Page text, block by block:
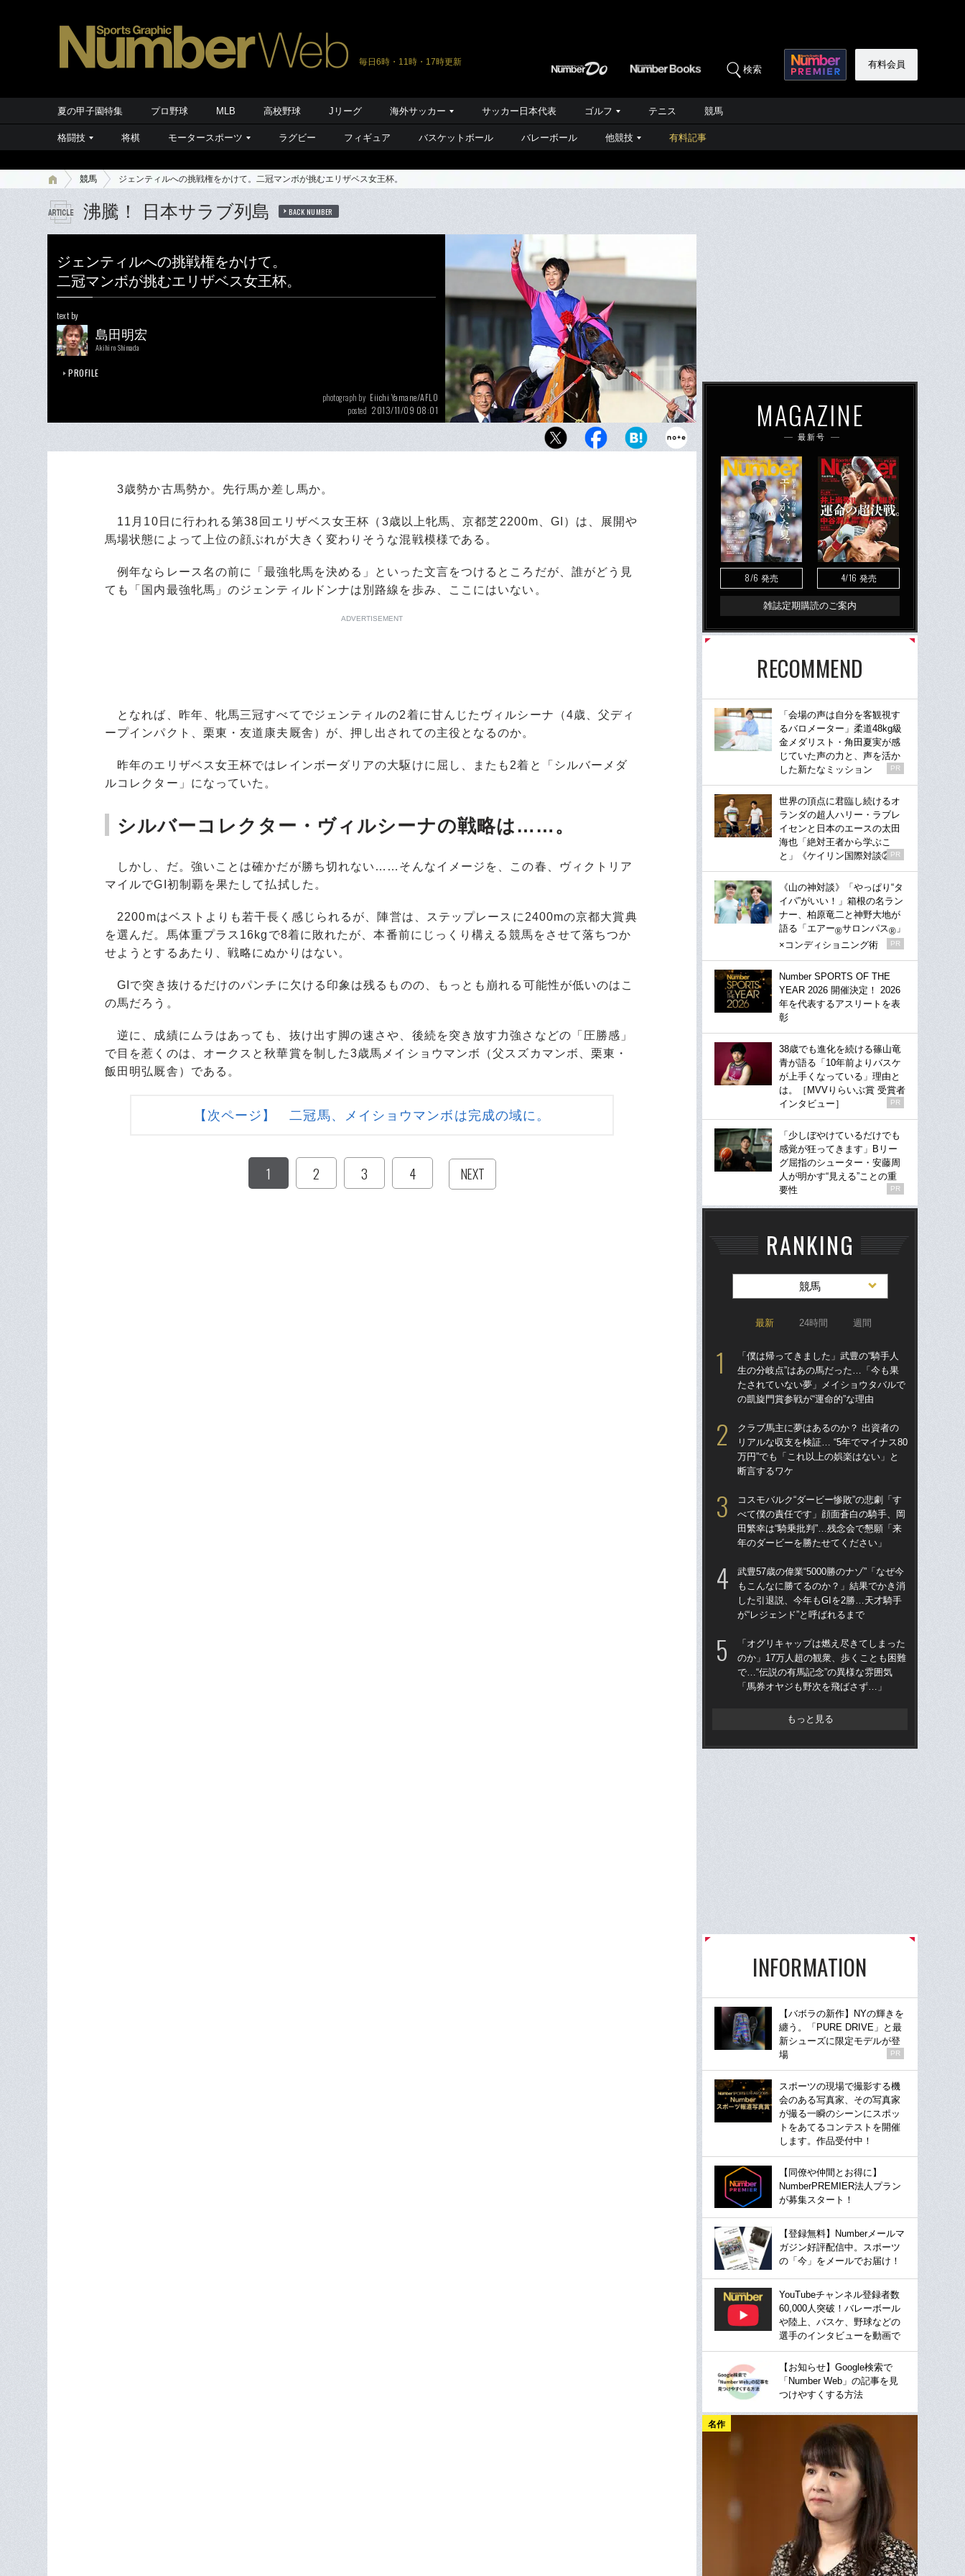
毎日6時・11時・17時更新
検索 有料会員
夏の甲子園特集 プロ野球 MLB 高校野球 Jリーグ 海外サッカー サッカー日本代表 ゴルフ テニス 競馬
格闘技 将棋 モータースポーツ ラグビー フィギュア バスケットボール バレーボール 他競技 有料記事
競馬 ジェンティルへの挑戦権をかけて。二冠マンボが挑むエリザベス女王杯。
沸騰！ 日本サラブ列島 BACK NUMBER
ジェンティルへの挑戦権をかけて。
二冠マンボが挑むエリザベス女王杯。
text by
島田明宏
Akihiro Shimada
PROFILE
photograph by Eiichi Yamane/AFLO
posted 2013/11/09 08:01
確実に伸びる末脚でオークス、秋華賞を制したメイショウ
3歳勢か古馬勢か。先行馬か差し馬か。
11月10日に行われる第38回エリザベス女王杯（3歳以上牝馬、京都芝2200m、GI）は、展開や
馬場状態によって上位の顔ぶれが大きく変わりそうな混戦模様である。
例年ならレース名の前に「最強牝馬を決める」といった文言をつけるところだが、誰がどう見
ても「国内最強牝馬」のジェンティルドンナは別路線を歩み、ここにはいない。
ADVERTISEMENT
となれば、昨年、牝馬三冠すべてでジェンティルの2着に甘んじたヴィルシーナ（4歳、父ディ
ープインパクト、栗東・友道康夫厩舎）が、押し出されての主役となるのか。
昨年のエリザベス女王杯ではレインボーダリアの大駆けに屈し、またも2着と「シルバーメダ
ルコレクター」になっていた。
シルバーコレクター・ヴィルシーナの戦略は……。
しかし、だ。強いことは確かだが勝ち切れない……そんなイメージを、この春、ヴィクトリア
マイルでGI初制覇を果たして払拭した。
2200mはベストよりも若干長く感じられるが、陣営は、ステップレースに2400mの京都大賞典
を選んだ。馬体重プラス16kgで8着に敗れたが、本番前にじっくり構える競馬をさせて落ちつか
せようとするあたり、戦略にぬかりはない。
GIで突き抜けるだけのパンチに欠ける印象は残るものの、もっとも崩れる可能性が低いのはこ
の馬だろう。
逆に、成績にムラはあっても、抜け出す脚の速さや、後続を突き放す力強さなどの「圧勝感」
で目を惹くのは、オークスと秋華賞を制した3歳馬メイショウマンボ（父スズカマンボ、栗東・
飯田明弘厩舎）である。
【次ページ】 二冠馬、メイショウマンボは完成の域に。
1 2 3 4 NEXT
MAGAZINE
最新号
8/6 発売 4/16 発売
雑誌定期購読のご案内
RECOMMEND
「会場の声は自分を客観視す
るバロメーター」柔道48kg級
金メダリスト・角田夏実が感
じていた声の力と、声を活か
した新たなミッション
PR
世界の頂点に君臨し続けるオ
ランダの超人ハリー・ラブレ
イセンと日本のエースの太田
海也「絶対王者から学ぶこ
と」《ケイリン国際対談②》
PR
《山の神対談》「やっぱり“タ
イパ”がいい！」箱根の名ラン
ナー、柏原竜二と神野大地が
語る「エアー®サロンパス® 」
×コンディショニング術
PR
Number SPORTS OF THE
YEAR 2026 開催決定！ 2026
年を代表するアスリートを表
彰
38歳でも進化を続ける篠山竜
青が語る「10年前よりバスケ
が上手くなっている」理由と
は。［MVVりらいぶ賞 受賞者
インタビュー］
PR
「少しぼやけているだけでも
感覚が狂ってきます」Bリー
グ屈指のシューター・安藤周
人が明かす“見える”ことの重
要性
PR
RANKING
競馬
最新 24時間 週間
「僕は帰ってきました」武豊の“騎手人
生の分岐点”はあの馬だった…「今も果
たされていない夢」メイショウタバルで
の凱旋門賞参戦が“運命的”な理由
クラブ馬主に夢はあるのか？ 出資者の
リアルな収支を検証… “5年でマイナス80
万円”でも「これ以上の娯楽はない」と
断言するワケ
コスモバルク“ダービー惨敗”の悲劇「す
べて僕の責任です」顔面蒼白の騎手、岡
田繁幸は“騎乗批判”…残念会で懇願「来
年のダービーを勝たせてください」
武豊57歳の偉業“5000勝のナゾ”「なぜ今
もこんなに勝てるのか？」結果でかき消
した引退説、今年もGIを2勝…天才騎手
が“レジェンド”と呼ばれるまで
「オグリキャップは燃え尽きてしまった
のか」17万人超の観衆、歩くことも困難
で…“伝説の有馬記念”の異様な雰囲気
「馬券オヤジも野次を飛ばさず…」
もっと見る
INFORMATION
【バボラの新作】NYの輝きを
纏う。「PURE DRIVE」と最
新シューズに限定モデルが登
場
PR
スポーツの現場で撮影する機
会のある写真家、その写真家
が撮る一瞬のシーンにスポッ
トをあてるコンテストを開催
します。作品受付中！
【同僚や仲間とお得に】
NumberPREMIER法人プラン
が募集スタート！
【登録無料】Numberメールマ
ガジン好評配信中。スポーツ
の「今」をメールでお届け！
YouTubeチャンネル登録者数
60,000人突破！バレーボール
や陸上、バスケ、野球などの
選手のインタビューを動画で
【お知らせ】Google検索で
「Number Web」の記事を見
つけやすくする方法
名作